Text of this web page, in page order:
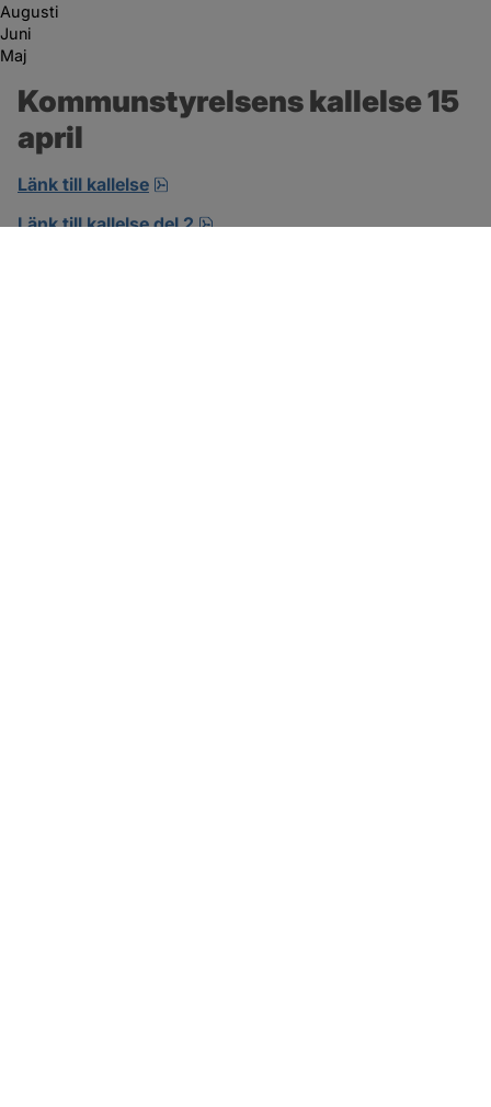
Augusti
Juni
Maj
Kommunstyrelsens kallelse 15
april
Länk till kallelse
Länk till kallelse del 2
pdf.